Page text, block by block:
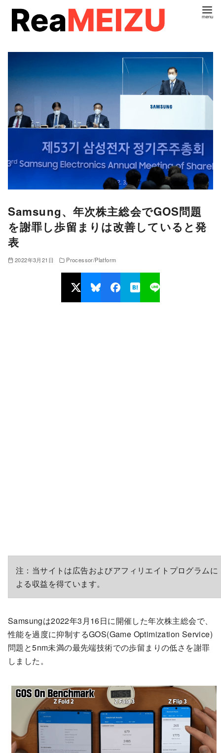
Samsung、年次株主総会でGOS問題
を謝罪し歩留まりは改善していると発
表
2022年3月21日 Processor/Platform
注：当サイトは広告およびアフィリエイトプログラムに
よる収益を得ています。
Samsungは2022年3月16日に開催した年次株主総会で、
性能を過度に抑制するGOS(Game Optimization Service)
問題と5nm未満の最先端技術での歩留まりの低さを謝罪
しました。